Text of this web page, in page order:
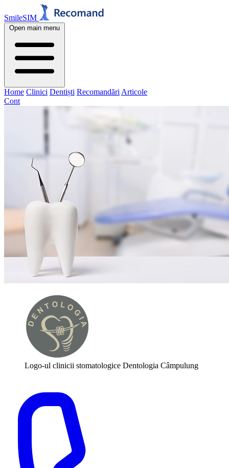
SmileSIM
Open main menu
Home Clinici Dentiști Recomandări Articole
Cont
Logo-ul clinicii stomatologice Dentologia Câmpulung